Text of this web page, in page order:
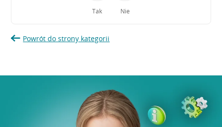
Tak Nie
Powrót do strony kategorii